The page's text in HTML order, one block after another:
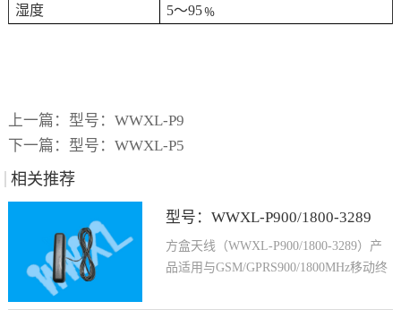
湿度
5～95﹪
上一篇： 型号：WWXL-P9
下一篇： 型号：WWXL-P5
相关推荐
型号：WWXL-P900/1800-3289
方盒天线（WWXL-P900/1800-3289）产
品适用与GSM/GPRS900/1800MHz移动终